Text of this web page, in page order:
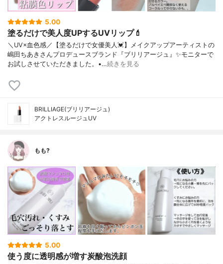
5.00
塗るだけで美人度UPするUVリップ💄
＼UV×血色感／【塗るだけで女優美人💓】メイクアップアーティストの
嶋田ちあきさんプロデュースブランド『ブリリアージュ』✨モニターで
お試しさせていただきました。•…続きを見る
BRILLIAGE(ブリリアージュ)
アクトレスルージュUV
もも?
5.00
使う度に透明感が増す炭酸泡洗顔